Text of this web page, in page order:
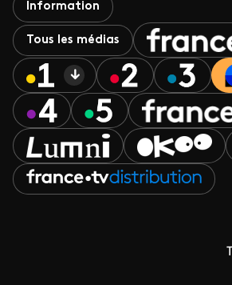
Information
Tous les médias